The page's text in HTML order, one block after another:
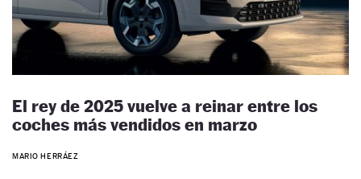
El rey de 2025 vuelve a reinar entre los
coches más vendidos en marzo
MARIO HERRÁEZ